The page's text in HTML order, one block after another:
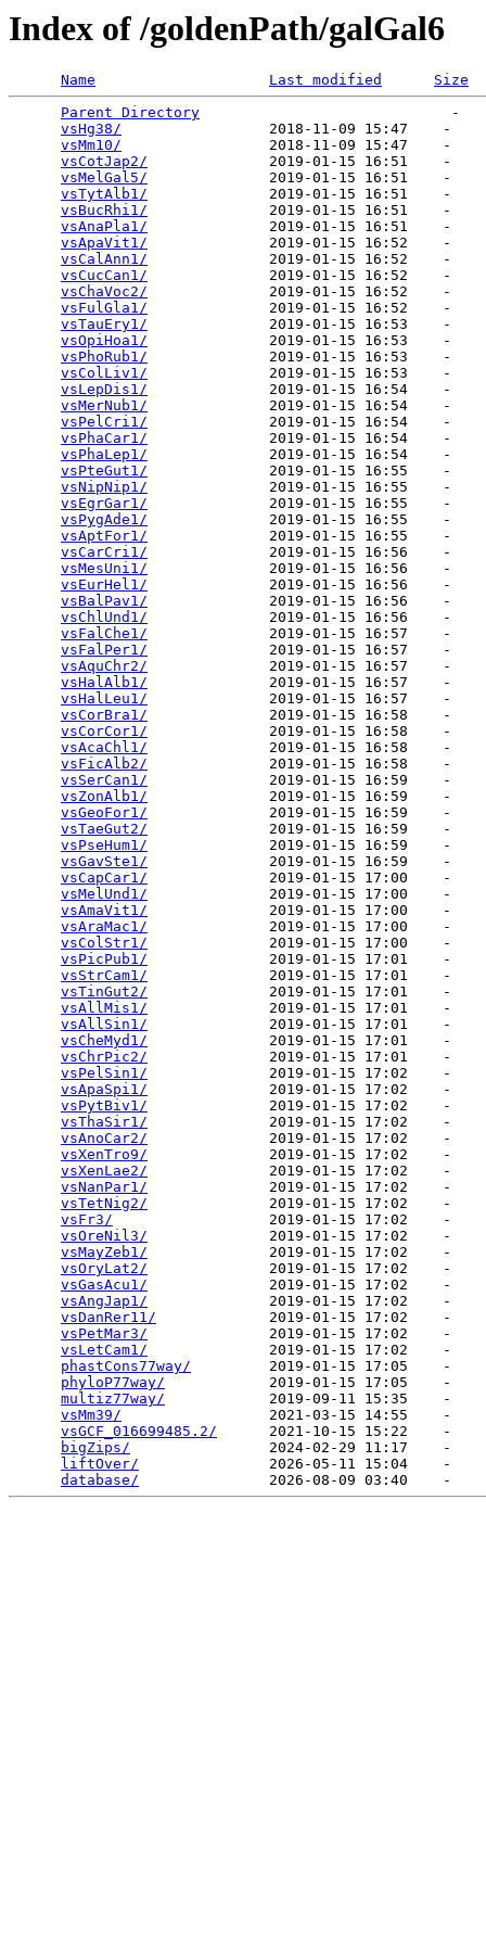
Index of /goldenPath/galGal6
Name Last modified
Size
Parent Directory
                             -
vsHg38/
                 2018-11-09 15:47    -
vsMm10/
                 2018-11-09 15:47    -
vsCotJap2/
              2019-01-15 16:51    -
vsMelGal5/
              2019-01-15 16:51    -
vsTytAlb1/
              2019-01-15 16:51    -
vsBucRhi1/
              2019-01-15 16:51    -
vsAnaPla1/
              2019-01-15 16:51    -
vsApaVit1/
              2019-01-15 16:52    -
vsCalAnn1/
              2019-01-15 16:52    -
vsCucCan1/
              2019-01-15 16:52    -
vsChaVoc2/
              2019-01-15 16:52    -
vsFulGla1/
              2019-01-15 16:52    -
vsTauEry1/
              2019-01-15 16:53    -
vsOpiHoa1/
              2019-01-15 16:53    -
vsPhoRub1/
              2019-01-15 16:53    -
vsColLiv1/
              2019-01-15 16:53    -
vsLepDis1/
              2019-01-15 16:54    -
vsMerNub1/
              2019-01-15 16:54    -
vsPelCri1/
              2019-01-15 16:54    -
vsPhaCar1/
              2019-01-15 16:54    -
vsPhaLep1/
              2019-01-15 16:54    -
vsPteGut1/
              2019-01-15 16:55    -
vsNipNip1/
              2019-01-15 16:55    -
vsEgrGar1/
              2019-01-15 16:55    -
vsPygAde1/
              2019-01-15 16:55    -
vsAptFor1/
              2019-01-15 16:55    -
vsCarCri1/
              2019-01-15 16:56    -
vsMesUni1/
              2019-01-15 16:56    -
vsEurHel1/
              2019-01-15 16:56    -
vsBalPav1/
              2019-01-15 16:56    -
vsChlUnd1/
              2019-01-15 16:56    -
vsFalChe1/
              2019-01-15 16:57    -
vsFalPer1/
              2019-01-15 16:57    -
vsAquChr2/
              2019-01-15 16:57    -
vsHalAlb1/
              2019-01-15 16:57    -
vsHalLeu1/
              2019-01-15 16:57    -
vsCorBra1/
              2019-01-15 16:58    -
vsCorCor1/
              2019-01-15 16:58    -
vsAcaChl1/
              2019-01-15 16:58    -
vsFicAlb2/
              2019-01-15 16:58    -
vsSerCan1/
              2019-01-15 16:59    -
vsZonAlb1/
              2019-01-15 16:59    -
vsGeoFor1/
              2019-01-15 16:59    -
vsTaeGut2/
              2019-01-15 16:59    -
vsPseHum1/
              2019-01-15 16:59    -
vsGavSte1/
              2019-01-15 16:59    -
vsCapCar1/
              2019-01-15 17:00    -
vsMelUnd1/
              2019-01-15 17:00    -
vsAmaVit1/
              2019-01-15 17:00    -
vsAraMac1/
              2019-01-15 17:00    -
vsColStr1/
              2019-01-15 17:00    -
vsPicPub1/
              2019-01-15 17:01    -
vsStrCam1/
              2019-01-15 17:01    -
vsTinGut2/
              2019-01-15 17:01    -
vsAllMis1/
              2019-01-15 17:01    -
vsAllSin1/
              2019-01-15 17:01    -
vsCheMyd1/
              2019-01-15 17:01    -
vsChrPic2/
              2019-01-15 17:01    -
vsPelSin1/
              2019-01-15 17:02    -
vsApaSpi1/
              2019-01-15 17:02    -
vsPytBiv1/
              2019-01-15 17:02    -
vsThaSir1/
              2019-01-15 17:02    -
vsAnoCar2/
              2019-01-15 17:02    -
vsXenTro9/
              2019-01-15 17:02    -
vsXenLae2/
              2019-01-15 17:02    -
vsNanPar1/
              2019-01-15 17:02    -
vsTetNig2/
              2019-01-15 17:02    -
vsFr3/
                  2019-01-15 17:02    -
vsOreNil3/
              2019-01-15 17:02    -
vsMayZeb1/
              2019-01-15 17:02    -
vsOryLat2/
              2019-01-15 17:02    -
vsGasAcu1/
              2019-01-15 17:02    -
vsAngJap1/
              2019-01-15 17:02    -
vsDanRer11/
             2019-01-15 17:02    -
vsPetMar3/
              2019-01-15 17:02    -
vsLetCam1/
              2019-01-15 17:02    -
phastCons77way/
         2019-01-15 17:05    -
phyloP77way/
            2019-01-15 17:05    -
multiz77way/
            2019-09-11 15:35    -
vsMm39/
                 2021-03-15 14:55    -
vsGCF_016699485.2/
      2021-10-15 15:22    -
bigZips/
                2024-02-29 11:17    -
liftOver/
               2026-05-11 15:04    -
database/